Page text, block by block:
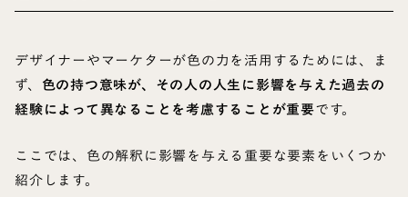
デザイナーやマーケターが色の力を活用するためには、ま
ず、 色の持つ意味が、その人の人生に影響を与えた過去の
経験によって異なることを考慮することが重要です。
ここでは、色の解釈に影響を与える重要な要素をいくつか
紹介します。